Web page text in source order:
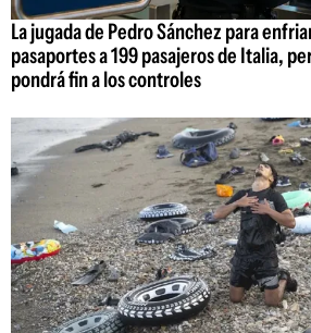
La jugada de Pedro Sánchez para
pasaportes a 199 pasajeros de Italia,
pondrá fin a los controles